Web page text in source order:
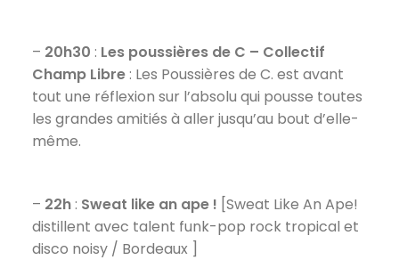
– 20h30 : Les poussières de C – Collectif
Champ Libre : Les Poussières de C. est avant
tout une réflexion sur l’absolu qui pousse toutes
les grandes amitiés à aller jusqu’au bout d’elle-
même.
– 22h : Sweat like an ape ! [Sweat Like An Ape!
distillent avec talent funk-pop rock tropical et
disco noisy / Bordeaux ]